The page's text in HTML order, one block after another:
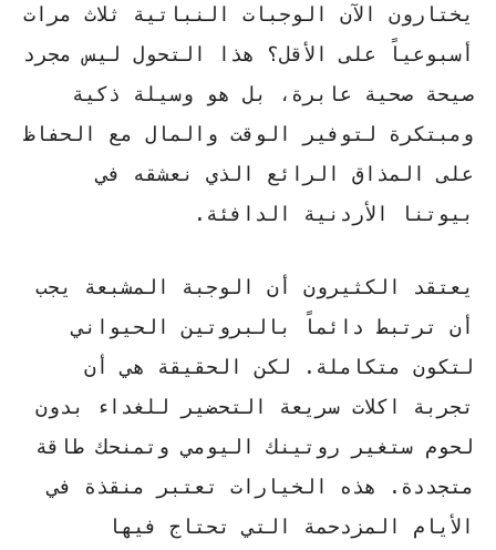
يختارون الآن الوجبات النباتية ثلاث مرات
أسبوعياً على الأقل؟ هذا التحول ليس مجرد
صيحة صحية عابرة، بل هو وسيلة ذكية
ومبتكرة لتوفير الوقت والمال مع الحفاظ
على المذاق الرائع الذي نعشقه في
بيوتنا الأردنية الدافئة.
يعتقد الكثيرون أن الوجبة المشبعة يجب
أن ترتبط دائماً بالبروتين الحيواني
لتكون متكاملة. لكن الحقيقة هي أن
تجربة
اكلات سريعة التحضير للغداء بدون
لحوم ستغير روتينك اليومي وتمنحك طاقة
متجددة. هذه الخيارات تعتبر منقذة في
الأيام المزدحمة التي تحتاج فيها